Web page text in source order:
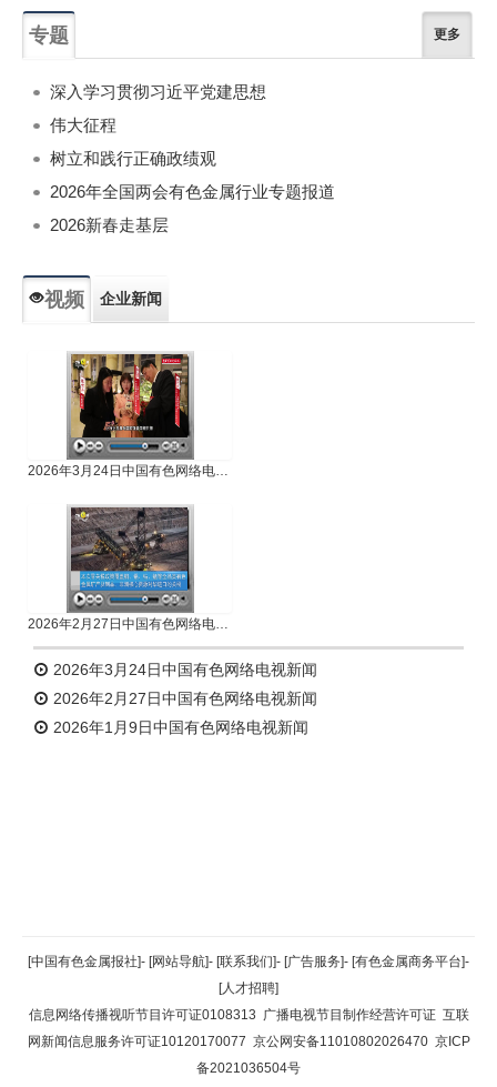
专题 更多
深入学习贯彻习近平党建思想
伟大征程
树立和践行正确政绩观
2026年全国两会有色金属行业专题报道
2026新春走基层
视频 企业新闻
2026年3月24日中国有色网络电视新闻
2026年2月27日中国有色网络电视新闻
2026年3月24日中国有色网络电视新闻
2026年2月27日中国有色网络电视新闻
2026年1月9日中国有色网络电视新闻
返回顶部
返回首页
[中国有色金属报社]- [网站导航]- [联系我们]- [广告服务]- [有色金属商务平台]-
[人才招聘]
信息网络传播视听节目许可证0108313 广播电视节目制作经营许可证 互联
网新闻信息服务许可证10120170077 京公网安备11010802026470 京ICP
备2021036504号